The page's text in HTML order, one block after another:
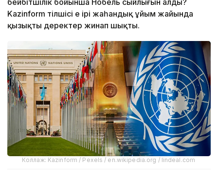
бейбітшілік бойынша Нобель сыйлығын алды?
Kazinform тілшісі ең ірі жаһандық ұйым жайында
қызықты деректер жинап шықты.
Коллаж: Kazinform / Pexels / en.wikipedia.org / lindeal.com